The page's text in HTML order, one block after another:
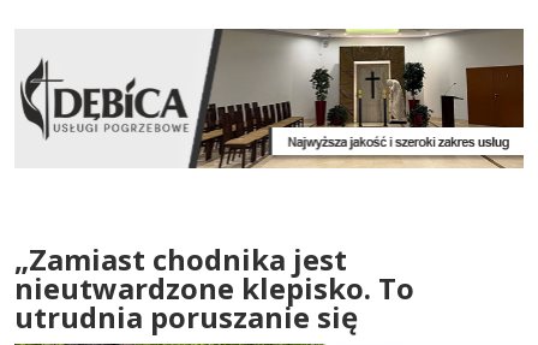
„Zamiast chodnika jest
nieutwardzone klepisko. To
utrudnia poruszanie się